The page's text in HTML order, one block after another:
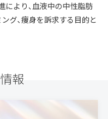
より、血液中の中性脂肪
グ、痩身を訴求する目的と
報